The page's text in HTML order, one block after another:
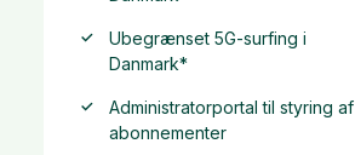
Ubegrænset 5G-surfing i
Danmark*
Administratorportal til styring af
abonnementer